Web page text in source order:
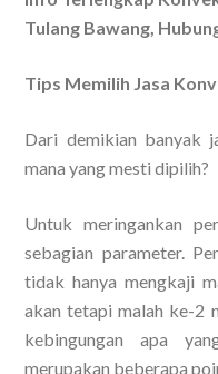
Tulang Bawang,
Tips Memilih Jasa
Dari demikian banyak
mana yang mesti dipilih?
Untuk meringankan
sebagian parameter.
tidak hanya mengkaji
akan tetapi malah ke-2
kebingungan apa
merupakan beberapa